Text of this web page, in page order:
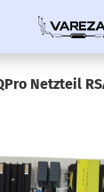
Netzteil